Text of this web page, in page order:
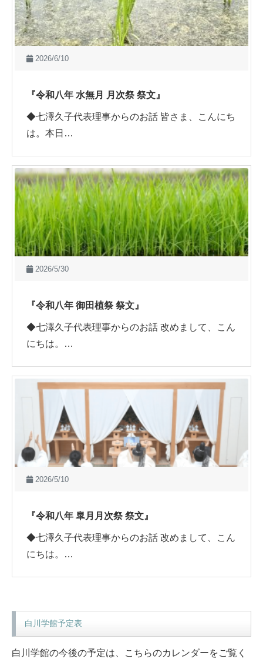
2026/6/10
『令和八年 水無月 月次祭 祭文』
◆七澤久子代表理事からのお話 皆さま、こんにち
は。本日…
2026/5/30
『令和八年 御田植祭 祭文』
◆七澤久子代表理事からのお話 改めまして、こん
にちは。…
2026/5/10
『令和八年 皐月月次祭 祭文』
◆七澤久子代表理事からのお話 改めまして、こん
にちは。…
白川学館予定表
白川学館の今後の予定は、こちらのカレンダーをご覧く